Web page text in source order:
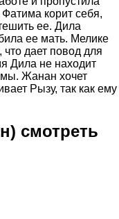
корит себя,
ее. Дила
ее мать. Мелике
дает повод для
Дила не находит
Жанан хочет
Рызу, так как ему
смотреть